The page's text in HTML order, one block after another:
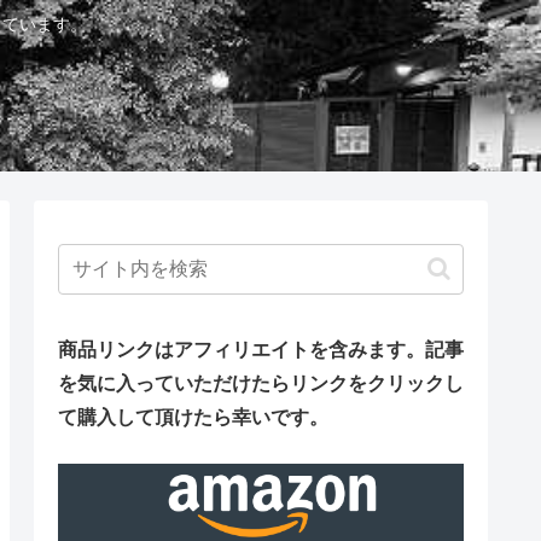
います。
商品リンクはアフィリエイトを含みます。 記事
を気に入っていただけたらリンクをクリックし
て購入して頂けたら幸いです。